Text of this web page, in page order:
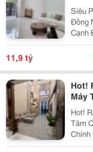
Siêu
Đồng
Cạnh
Thị.
Trúc
11,9 tỷ
Hot!
Máy
Hot!
Tâm
Chính